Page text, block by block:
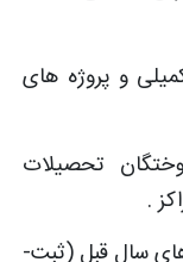
و پروژه­ های
تحصیلات
.
تبصره ـ تعهدات پرداخت­نشده توافقنامه­ های سال قبل (ثبت­